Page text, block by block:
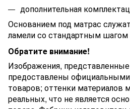
дополнительная
Основанием под матрас
ламели со стандартным шагом
Обратите внимание!
Изображения, представленные
предоставлены
товаров; оттенки материалов
реальных, что не является